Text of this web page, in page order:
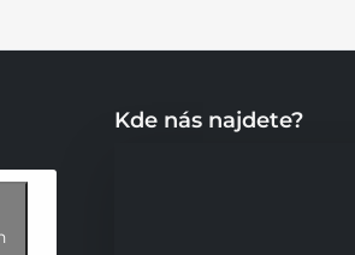
Kde nás najdete?